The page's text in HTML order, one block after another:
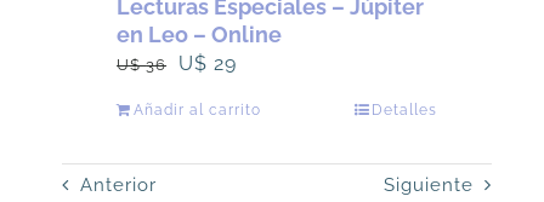
Lecturas Especiales – Júpiter
en Leo – Online
U$36
El
U$29
Añadir al carrito Detalles
Anterior Siguiente